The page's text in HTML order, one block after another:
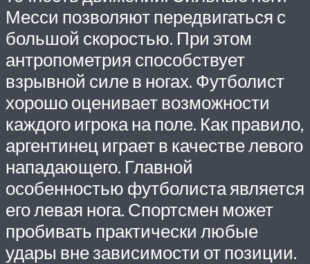
Месси позволяют передвигаться с
большой скоростью. При этом
антропометрия способствует
взрывной силе в ногах. Футболист
хорошо оценивает возможности
каждого игрока на поле. Как правило,
аргентинец играет в качестве левого
нападающего. Главной
особенностью футболиста является
его левая нога. Спортсмен может
пробивать практически любые
удары вне зависимости от позиции.